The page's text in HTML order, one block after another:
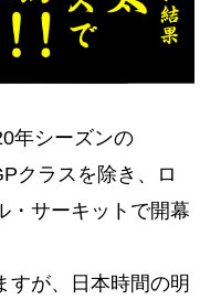
年シーズンの
クラスを除き、ロ
・サーキットで開幕
すが、日本時間の明